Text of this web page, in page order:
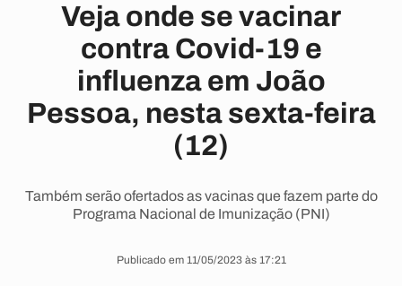
Veja onde se vacinar
contra Covid-19 e
influenza em João
Pessoa, nesta sexta-feira
(12)
Também serão ofertados as vacinas que fazem parte do
Programa Nacional de Imunização (PNI)
Publicado em 11/05/2023 às 17:21